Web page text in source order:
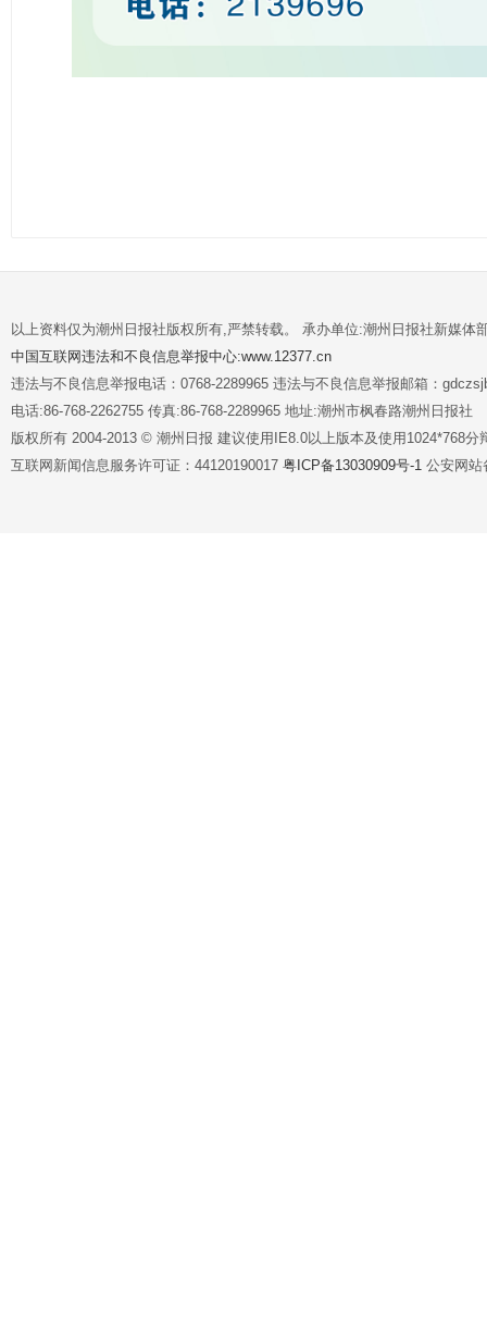
以上资料仅为潮州日报社版权所有,严禁转载。 承办单位:潮州日报社新媒体
中国互联网违法和不良信息举报中心:www.12377.cn
违法与不良信息举报电话：0768-2289965 违法与不良信息举报邮箱：
电话:86-768-2262755 传真:86-768-2289965 地址:潮州市枫春路潮州日报社
版权所有 2004-2013 © 潮州日报 建议使用IE8.0以上版本及使用1024*768分
互联网新闻信息服务许可证：44120190017 粤ICP备13030909号-1 公安网站